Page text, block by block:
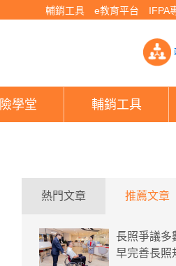
輔銷工具 e教育平台 IFPA
休老本5百萬才夠活- PHEW!好險網
學堂 輔銷工具
熱門文章 推薦文章
長照爭議多
早完善長照